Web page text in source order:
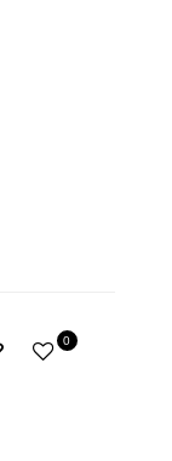
0